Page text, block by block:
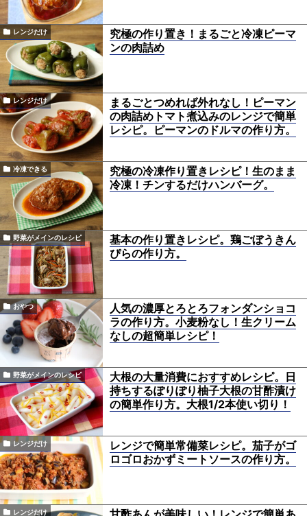
レンジだけ
究極の作り置き！まるごと冷凍ピーマ
ンの肉詰め
レンジだけ
まるごとつめれば外れなし！ピーマン
の肉詰めトマト煮込みのレンジで簡単
レシピ。ピーマンのドルマの作り方。
冷凍できる
究極の冷凍作り置きレシピ！生のまま
冷凍！チンするだけハンバーグ。
野菜がメインのレシピ
基本の作り置きレシピ。鶏ごぼうきん
ぴらの作り方。
おやつ
人気の濃厚とろとろフォンダンショコ
ラの作り方。小麦粉なし！生クリーム
なしの超簡単レシピ！
野菜がメインのレシピ
大根の大量消費におすすめレシピ。日
持ちするぽりぽり柚子大根の甘酢漬け
の簡単作り方。大根1/2本使い切り！
レンジだけ
レンジで簡単常備菜レシピ。茄子がゴ
ロゴロおかずミートソースの作り方。
レンジだけ